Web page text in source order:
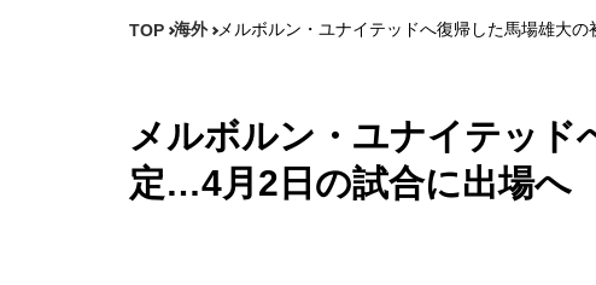
TOP 海外 メルボルン・ユナイテッドへ復帰した馬場雄大
メルボルン・ユナイテッド
定…4月2日の試合に出場へ